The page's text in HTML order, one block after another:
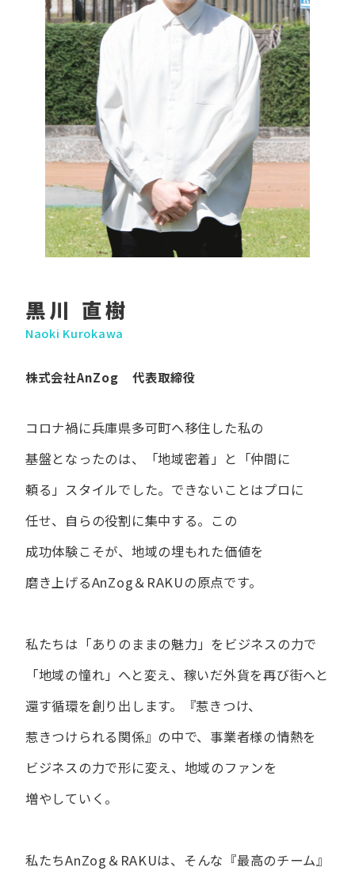
黒川 直樹
Naoki Kurokawa
株式会社AnZog 代表取締役
コロナ禍に​兵庫県多可町へ​移住した​私の​
基盤となったのは、
「地域密着」と​「仲間に​
頼る」スタイルでした。 できない​ことは​プロに​
任せ、​自らの​役割に​集中する。 この​
成功体験こそが、​地域の​埋もれた​価値を​
磨き上げる​AnZog＆RAKUの​原点です。
私たちは​「ありの​ままの​魅力」を​ビジネスの​力で​
「地域の​憧れ」へと​変え、 稼いだ外貨を​再び街へと​
還す循環を​創り出します。
『惹きつけ、​
惹きつけられる​関係』の​中で、​事業者様の​情熱を​
ビジネスの​力で​形に​変え、 地域の​ファンを​
増やしていく。
私たちAnZog＆RAKUは、​そんな​『最高の​チーム』